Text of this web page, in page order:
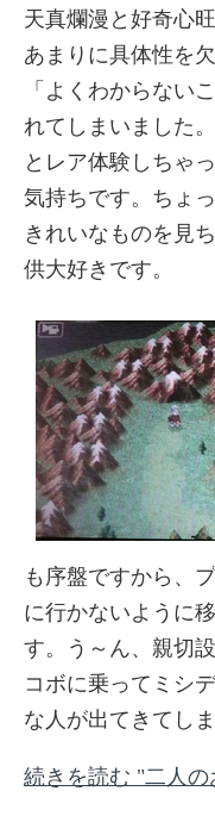
天真爛漫と好奇心
あまりに具体性を
「よくわからない
れてしまいました
とレア体験しちゃ
気持ちです。ちょ
きれいなものを見
供大好きです。
も序盤ですから、
に行かないように
す。う～ん、親切
コボに乗ってミシ
な人が出てきてし
続きを読む "二人の